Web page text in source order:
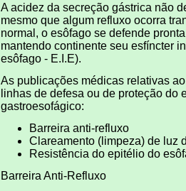
A acidez da secreção gástrica não
mesmo que algum refluxo ocorra
normal, o esôfago se defende
mantendo continente seu esfíncter
esôfago - E.I.E).
As publicações médicas relativas
linhas de defesa ou de proteção do
gastroesofágico:
Barreira anti-refluxo
Clareamento (limpeza) de luz
Resistência do epitélio do
Barreira Anti-Refluxo